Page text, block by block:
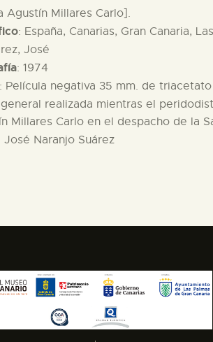
Agustín Millares Carlo].
: España, Canarias, Gran Canaria,
José
: 1974
: Película negativa 35 mm. de triacetato
realizada mientras el
Millares Carlo en el despacho de la
José Naranjo Suárez